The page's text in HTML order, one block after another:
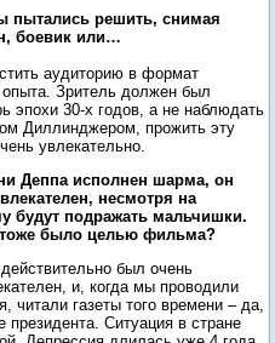
пытались решить, снимая
боевик или…
аудиторию в формат
опыта. Зритель должен был
эпохи 30-х годов, а не наблюдать
Диллинджером, прожить эту
увлекательно.
Деппа исполнен шарма, он
несмотря на
будут подражать мальчишки.
было целью фильма?
был очень
и, когда мы проводили
читали газеты того времени – да,
президента. Ситуация в стране